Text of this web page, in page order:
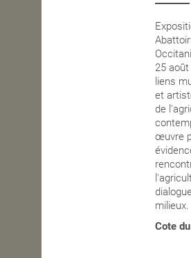
25
liens
et
de
œuvre
milieux.
Cote